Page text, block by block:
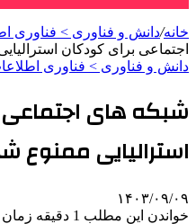
خانه/دانش و فناوری > فناوری
اجتماعی برای کودکان
دانش و فناوری > فناوری
شبکه های
استرالیایی ممنوع
۱۴۰۳/۰۹/۰۹
خواندن این مطلب 1 دقیقه زمان میبرد